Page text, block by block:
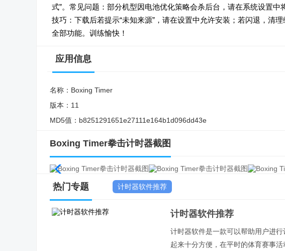
式”。常见问题：部分机型因电池优化策略会杀后台，请在系统设置中
技巧：下载后若提示“未知来源”，请在设置中允许安装；若闪退，清
全部功能。训练愉快！
应用信息
名称： Boxing Timer
版本： 11
MD5值： b8251291651e27111e164b1d096dd43e
Boxing Timer拳击计时器截图
热门专题 计时器软件推荐
计时器软件推荐
计时器软件是一款可以帮助用户进
起来十分方便，在平时的体育赛事